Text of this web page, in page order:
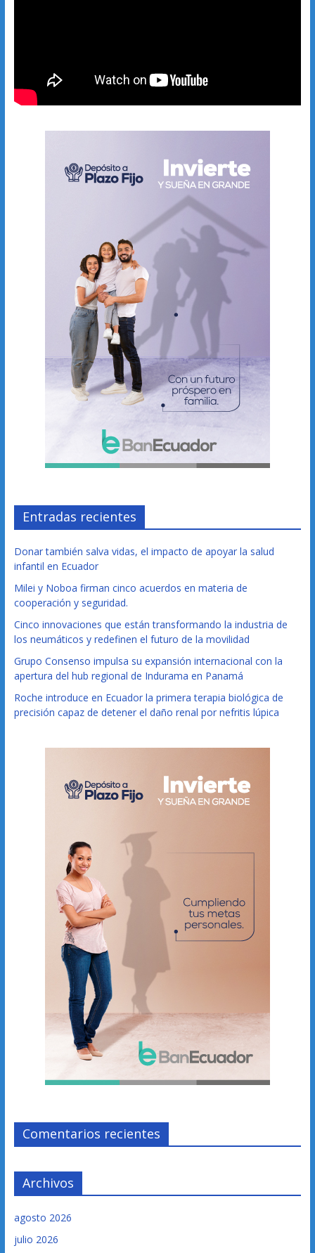
Entradas recientes
Donar también salva vidas, el impacto de apoyar la salud
infantil en Ecuador
Milei y Noboa firman cinco acuerdos en materia de
cooperación y seguridad.
Cinco innovaciones que están transformando la industria de
los neumáticos y redefinen el futuro de la movilidad
Grupo Consenso impulsa su expansión internacional con la
apertura del hub regional de Indurama en Panamá
Roche introduce en Ecuador la primera terapia biológica de
precisión capaz de detener el daño renal por nefritis lúpica
Comentarios recientes
Archivos
agosto 2026
julio 2026